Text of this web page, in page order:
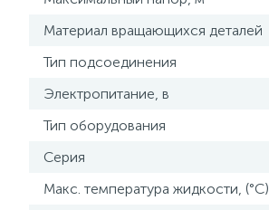
Материал вращающихся деталей
Тип подсоединения
Электропитание, в
Тип оборудования
Серия
Макс. температура жидкости, (°С)